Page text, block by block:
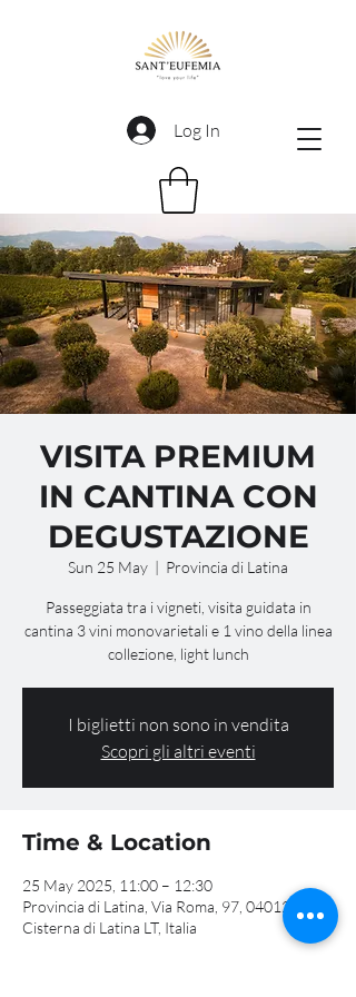
Log In
VISITA PREMIUM
IN CANTINA CON
DEGUSTAZIONE
Sun 25 May
  |
Provincia di Latina
Passeggiata tra i vigneti, visita guidata in
cantina 3 vini monovarietali e 1 vino della linea
collezione, light lunch
I biglietti non sono in vendita
Scopri gli altri eventi
Time & Location
25 May 2025, 11:00 – 12:30
Provincia di Latina, Via Roma, 97, 04012
Cisterna di Latina LT, Italia